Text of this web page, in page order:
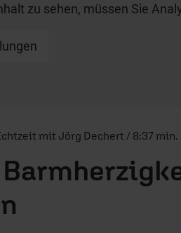
zu sehen, müssen Sie
mit Jörg Dechert / 8:37 min.